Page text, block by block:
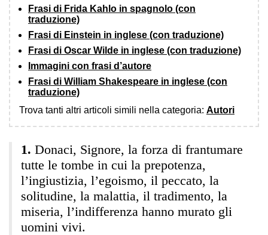
Frasi di Frida Kahlo in spagnolo (con
traduzione)
Frasi di Einstein in inglese (con traduzione)
Frasi di Oscar Wilde in inglese (con traduzione)
Immagini con frasi d’autore
Frasi di William Shakespeare in inglese (con
traduzione)
Trova tanti altri articoli simili nella categoria: Autori
Donaci, Signore, la forza di frantumare
tutte le tombe in cui la prepotenza,
l’ingiustizia, l’egoismo, il peccato, la
solitudine, la malattia, il tradimento, la
miseria, l’indifferenza hanno murato gli
uomini vivi.